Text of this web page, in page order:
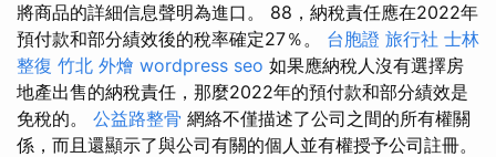
將商品的詳細信息聲明為進口。 88，納稅責任應在2022年
預付款和部分績效後的稅率確定27％。 台胞證 旅行社 士林
整復 竹北 外燴 wordpress seo 如果應納稅人沒有選擇房
地產出售的納稅責任，那麼2022年的預付款和部分績效是
免稅的。 公益路整骨 網絡不僅描述了公司之間的所有權關
係，而且還顯示了與公司有關的個人並有權授予公司註冊。